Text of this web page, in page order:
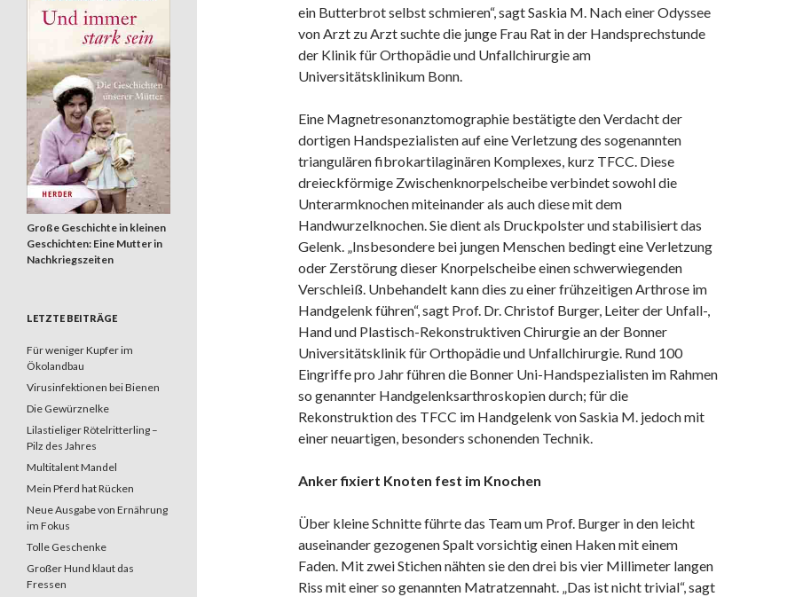
ein Butterbrot selbst schmieren“, sagt Saskia M. Nach einer Odyssee
von Arzt zu Arzt suchte die junge Frau Rat in der Handsprechstunde
der Klinik für Orthopädie und Unfallchirurgie am
Universitätsklinikum Bonn.
Eine Magnetresonanztomographie bestätigte den Verdacht der
dortigen Handspezialisten auf eine Verletzung des sogenannten
triangulären fibrokartilaginären Komplexes, kurz TFCC. Diese
dreieckförmige Zwischenknorpelscheibe verbindet sowohl die
Unterarmknochen miteinander als auch diese mit dem
Handwurzelknochen. Sie dient als Druckpolster und stabilisiert das
Gelenk. „Insbesondere bei jungen Menschen bedingt eine Verletzung
oder Zerstörung dieser Knorpelscheibe einen schwerwiegenden
Verschleiß. Unbehandelt kann dies zu einer frühzeitigen Arthrose im
Handgelenk führen“, sagt Prof. Dr. Christof Burger, Leiter der Unfall-,
Hand und Plastisch-Rekonstruktiven Chirurgie an der Bonner
Universitätsklinik für Orthopädie und Unfallchirurgie. Rund 100
Eingriffe pro Jahr führen die Bonner Uni-Handspezialisten im Rahmen
so genannter Handgelenksarthroskopien durch; für die
Rekonstruktion des TFCC im Handgelenk von Saskia M. jedoch mit
einer neuartigen, besonders schonenden Technik.
Anker fixiert Knoten fest im Knochen
Über kleine Schnitte führte das Team um Prof. Burger in den leicht
auseinander gezogenen Spalt vorsichtig einen Haken mit einem
Faden. Mit zwei Stichen nähten sie den drei bis vier Millimeter langen
Riss mit einer so genannten Matratzennaht. „Das ist nicht trivial“, sagt
Große Geschichte in kleinen
Geschichten: Eine Mutter in
Nachkriegszeiten
LETZTE BEITRÄGE
Für weniger Kupfer im
Ökolandbau
Virusinfektionen bei Bienen
Die Gewürznelke
Lilastieliger Rötelritterling –
Pilz des Jahres
Multitalent Mandel
Mein Pferd hat Rücken
Neue Ausgabe von Ernährung
im Fokus
Tolle Geschenke
Großer Hund klaut das
Fressen